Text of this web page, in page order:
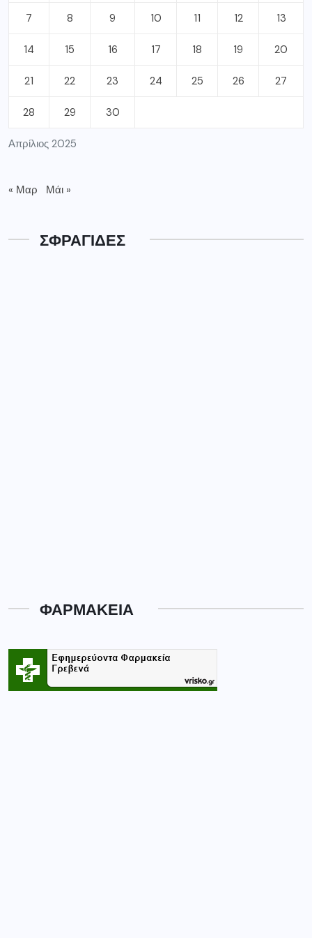
Απρίλιος 2025
7 8 9 10 11 12 13
14 15 16 17 18 19 20
21 22 23 24 25 26 27
28 29 30
« Μαρ Μάι »
ΣΦΡΑΓΙΔΕΣ
ΦΑΡΜΑΚΕΙΑ